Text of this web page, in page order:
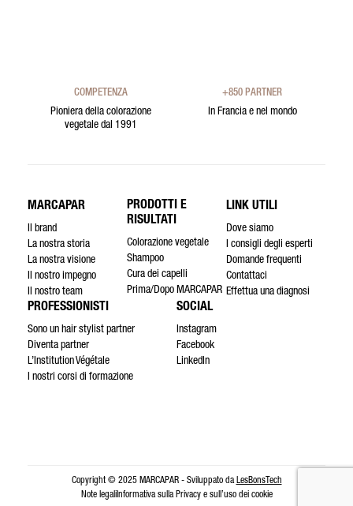
COMPETENZA
Pioniera della colorazione
vegetale dal 1991
+850 PARTNER
In Francia e nel mondo
MARCAPAR
Il brand
La nostra storia
La nostra visione
Il nostro impegno
Il nostro team
PRODOTTI E
RISULTATI
Colorazione vegetale
Shampoo
Cura dei capelli
Prima/Dopo MARCAPAR
LINK UTILI
Dove siamo
I consigli degli esperti
Domande frequenti
Contattaci
Effettua una diagnosi
PROFESSIONISTI
Sono un hair stylist partner
Diventa partner
L’Institution Végétale
I nostri corsi di formazione
SOCIAL
Instagram
Facebook
LinkedIn
Copyright © 2025 MARCAPAR - Sviluppato da LesBonsTech
Note legaliInformativa sulla Privacy e sull’uso dei cookie